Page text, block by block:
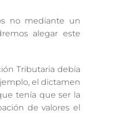
no mediante un
alegar este
Tributaria debía
el dictamen
tenía que ser la
de valores el